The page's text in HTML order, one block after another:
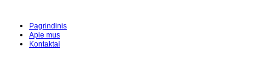
Pagrindinis
Apie mus
Kontaktai